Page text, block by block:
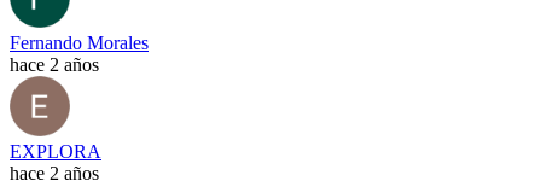
Fernando Morales
hace 2 años
EXPLORA
hace 2 años